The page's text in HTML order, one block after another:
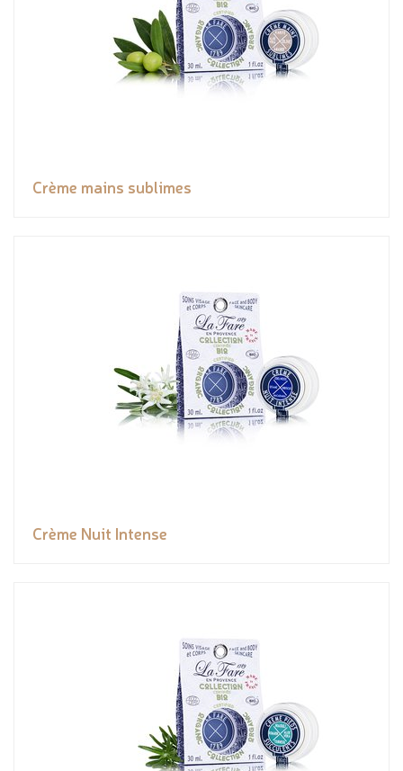
Crème mains sublimes
Crème Nuit Intense